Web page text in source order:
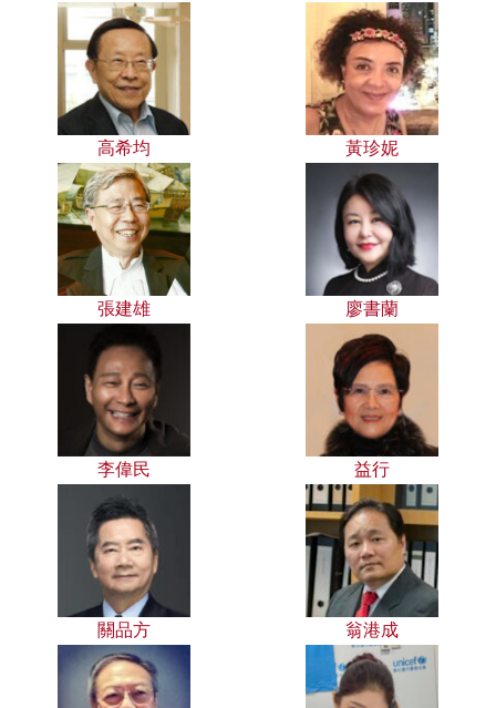
高希均 黃珍妮
張建雄 廖書蘭
李偉民 益行
關品方 翁港成